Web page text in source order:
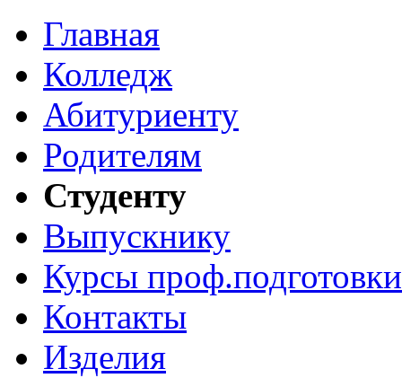
Главная
Колледж
Абитуриенту
Родителям
Студенту
Выпускнику
Курсы проф.подготовки
Контакты
Изделия